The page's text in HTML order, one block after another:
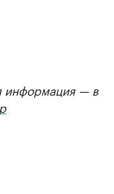
информация — в